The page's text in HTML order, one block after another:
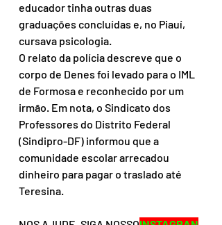
educador tinha outras duas
graduações concluídas e, no Piauí,
cursava psicologia.
O relato da polícia descreve que o
corpo de Denes foi levado para o IML
de Formosa e reconhecido por um
irmão. Em nota, o Sindicato dos
Professores do Distrito Federal
(Sindipro-DF) informou que a
comunidade escolar arrecadou
dinheiro para pagar o traslado até
Teresina.